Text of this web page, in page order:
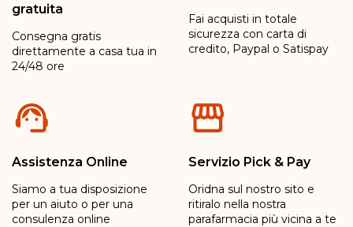
gratuita
Consegna gratis
direttamente a casa tua in
24/48 ore
Fai acquisti in totale
sicurezza con carta di
credito, Paypal o Satispay
Assistenza Online
Siamo a tua disposizione
per un aiuto o per una
consulenza online
Servizio Pick & Pay
Oridna sul nostro sito e
ritiralo nella nostra
parafarmacia più vicina a te